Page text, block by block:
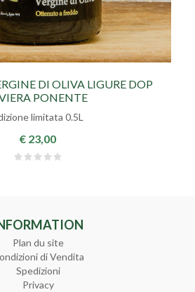
DI OLIVA LIGURE DOP
PONENTE
limitata 0.5L
€ 23,00
Plan du site
di Vendita
Spedizioni
Privacy